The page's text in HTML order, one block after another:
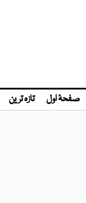
صفحۂ اول تازہ ترین